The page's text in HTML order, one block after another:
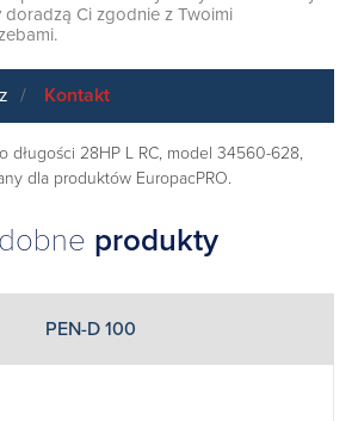
doradzą Ci zgodnie z Twoimi
Kontakt
długości 28HP L RC, model 34560-628,
dla produktów EuropacPRO.
produkty
PEN-D 100